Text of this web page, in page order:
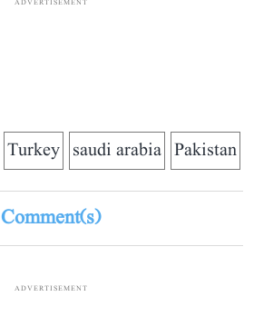
ADVERTISEMENT
Pakistan
saudi arabia
Turkey
Comment(s)
ADVERTISEMENT